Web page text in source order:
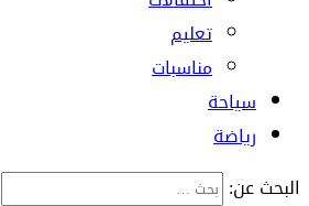
تعليم
مناسبات
سياحة
رياضة
البحث عن: